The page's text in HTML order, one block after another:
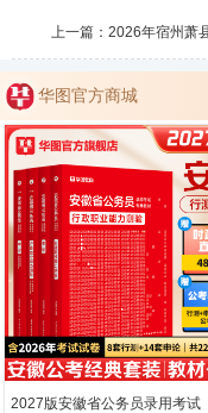
上一篇： 2026年宿州萧
华图官方商城
2027版安徽省公务员录用考试